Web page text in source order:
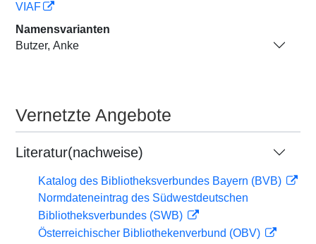
VIAF
Namensvarianten
Butzer, Anke
Vernetzte Angebote
Literatur(nachweise)
Katalog des Bibliotheksverbundes Bayern (BVB)
Normdateneintrag des Südwestdeutschen
Bibliotheksverbundes (SWB)
Österreichischer Bibliothekenverbund (OBV)